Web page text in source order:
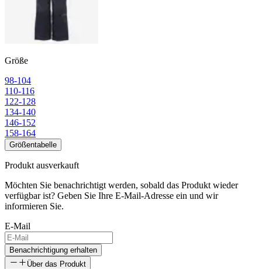
Größe
98-104
110-116
122-128
134-140
146-152
158-164
Größentabelle
Produkt ausverkauft
Möchten Sie benachrichtigt werden, sobald das Produkt wieder
verfügbar ist? Geben Sie Ihre E-Mail-Adresse ein und wir
informieren Sie.
E-Mail
Benachrichtigung erhalten
Über das Produkt